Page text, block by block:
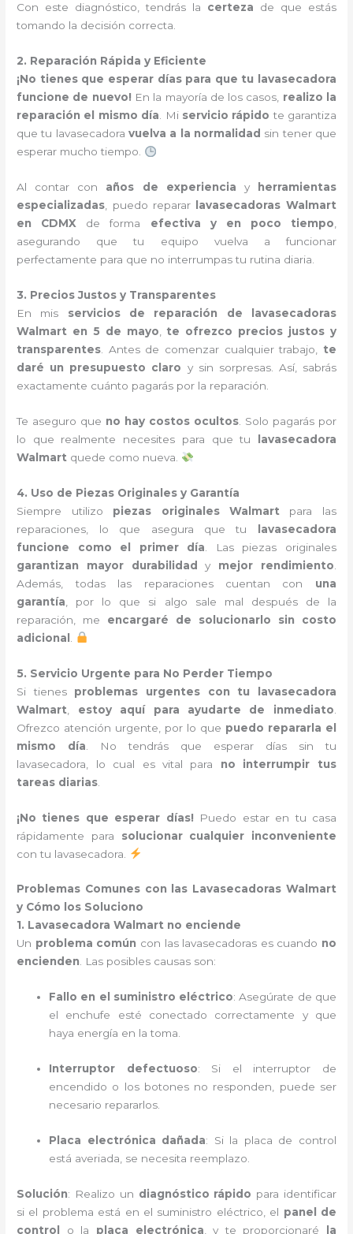
Con este diagnóstico, tendrás la certeza de que estás
tomando la decisión correcta.
2. Reparación Rápida y Eficiente
¡No tienes que esperar días para que tu lavasecadora
funcione de nuevo! En la mayoría de los casos, realizo la
reparación el mismo día. Mi servicio rápido te garantiza
que tu lavasecadoravuelva a la normalidad sin tener que
esperar mucho tiempo.
Al contar con años de experiencia y
herramientas
especializadas , puedo reparar
lavasecadoras Walmart
en CDMX de forma efectiva y en poco tiempo
asegurando que tu equipo vuelva a funcionar
perfectamente para que no interrumpas tu rutina diaria.
3. Precios Justos y Transparentes
En mis servicios de reparación de lavasecadoras
Walmart en 5 de mayo
te ofrezco precios justos y
transparentes . Antes de comenzar cualquier trabajo, te
daré un presupuesto claro y sin sorpresas. Así, sabrás
exactamente cuánto pagarás por la reparación.
Te aseguro que no hay costos ocultos. Solo pagarás por
lo que realmente necesites para que tu
lavasecadora
Walmart quede como nueva.
4. Uso de Piezas Originales y Garantía
Siempre utilizo piezas originales Walmart para las
reparaciones, lo que asegura que tu
lavasecadora
funcione como el primer día . Las piezas originales
garantizan mayor durabilidad
y mejor rendimiento
Además, todas las reparaciones cuentan con una
garantía , por lo que si algo sale mal después de la
reparación, me encargaré de solucionarlo sin costo
adicional
5. Servicio Urgente para No Perder Tiempo
Si tienes problemas urgentes con tu lavasecadora
Walmart
estoy aquí para ayudarte de inmediato
Ofrezco atención urgente, por lo que puedo repararla el
mismo día . No tendrás que esperar días sin tu
lavasecadora, lo cual es vital para no interrumpir tus
tareas diarias
¡No tienes que esperar días! Puedo estar en tu casa
rápidamente para solucionar cualquier inconveniente
con tu lavasecadora.
Problemas Comunes con las Lavasecadoras Walmart
y Cómo los Soluciono
1. Lavasecadora Walmart no enciende
Un problema común con las lavasecadoras es cuando no
encienden. Las posibles causas son:
Fallo en el suministro eléctrico: Asegúrate de que
el enchufe esté conectado correctamente y que
haya energía en la toma.
Interruptor defectuoso: Si el interruptor de
encendido o los botones no responden, puede ser
necesario repararlos.
Placa electrónica dañada: Si la placa de control
está averiada, se necesita reemplazo.
Solución: Realizo un diagnóstico rápido para identificar
si el problema está en el suministro eléctrico, el panel de
control
o la placa electrónica , y te proporcionaré la